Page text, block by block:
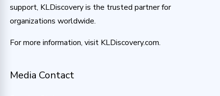
support, KLDiscovery is the trusted partner for
organizations worldwide.
For more information, visit KLDiscovery.com.
Media Contact